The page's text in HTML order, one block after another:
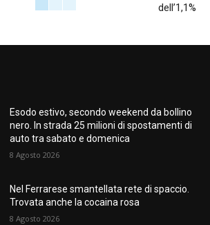
dell’1,1%
Esodo estivo, secondo weekend da bollino
nero. In strada 25 milioni di spostamenti di
auto tra sabato e domenica
8 Agosto 2026
Nel Ferrarese smantellata rete di spaccio.
Trovata anche la cocaina rosa
8 Agosto 2026